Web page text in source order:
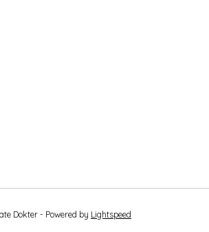
Dokter - Powered by Lightspeed